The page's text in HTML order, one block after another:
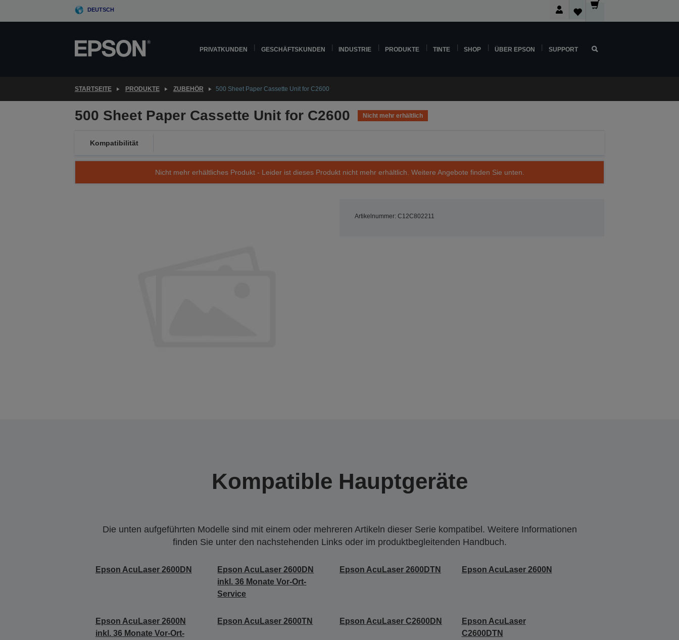
DEUTSCH
PRIVATKUNDEN GESCHÄFTSKUNDEN INDUSTRIE PRODUKTE TINTE SHOP ÜBER EPSON SUPPORT
STARTSEITE PRODUKTE ZUBEHÖR 500 Sheet Paper Cassette Unit for C2600
500 Sheet Paper Cassette Unit for C2600 Nicht mehr erhältlich
Kompatibilität
Nicht mehr erhältliches Produkt - Leider ist dieses Produkt nicht mehr erhältlich. Weitere Angebote finden Sie unten.
Artikelnummer: C12C802211
Kompatible Hauptgeräte
Die unten aufgeführten Modelle sind mit einem oder mehreren Artikeln dieser Serie kompatibel. Weitere Informationen
finden Sie unter den nachstehenden Links oder im produktbegleitenden Handbuch.
Epson AcuLaser 2600DN
Epson AcuLaser 2600DN
inkl. 36 Monate Vor-Ort-
Service
Epson AcuLaser 2600DTN Epson AcuLaser 2600N
Epson AcuLaser 2600N
inkl. 36 Monate Vor-Ort-
Epson AcuLaser 2600TN Epson AcuLaser C2600DN
Epson AcuLaser
C2600DTN